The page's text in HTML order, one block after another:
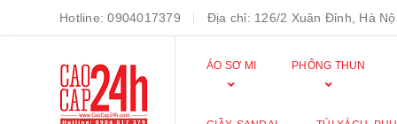
Hotline:0904017379 Địa chỉ: 126/2 Xuân Đỉnh, Hà
ÁO SƠ MI PHÔNG THUN